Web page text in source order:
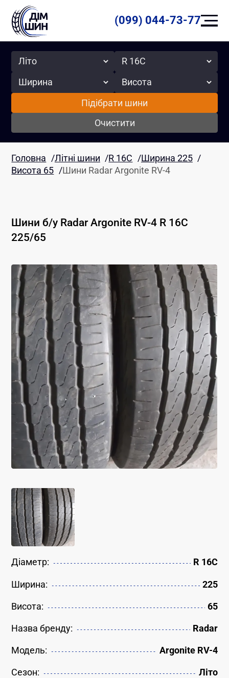
(099) 044-73-77
Сезон Радіус
Ширина Висота
Підібрати шини
Очистити
Головна /Літні шини /R 16C /Ширина 225 /
Висота 65 /Шини Radar Argonite RV-4
Шини б/у Radar Argonite RV-4 R 16C
225/65
Діаметр: R 16C
Ширина: 225
Висота: 65
Назва бренду: Radar
Модель: Argonite RV-4
Сезон: Літо